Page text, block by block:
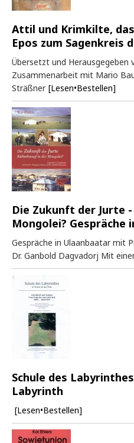
Attil und Krimkilte,
Epos zum Sagenkreis
Übersetzt und Herausgegeben
Zusammenarbeit mit Mario
Sträßner [Lesen•Bestellen]
Die Zukunft der Jurte
Mongolei? Gespräche
Gespräche in Ulaanbaatar mit
Dr. Ganbold Dagvadorj Mit
Schule des
Labyrinth
[Lesen•Bestellen]